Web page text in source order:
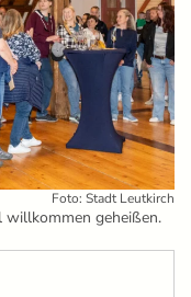
Foto: Stadt Leutkirch
willkommen geheißen.